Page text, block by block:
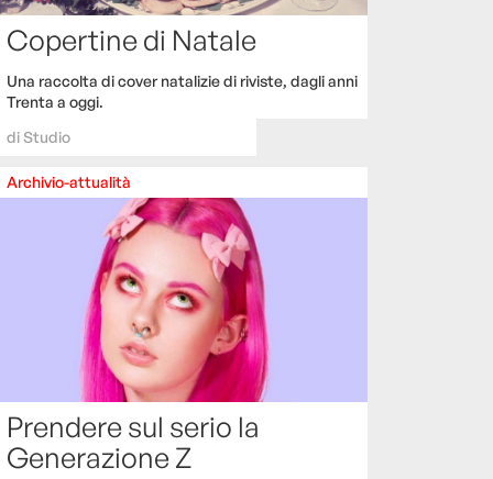
Copertine di Natale
Una raccolta di cover natalizie di riviste, dagli anni
Trenta a oggi.
diStudio
Archivio-attualità
Prendere sul serio la
Generazione Z